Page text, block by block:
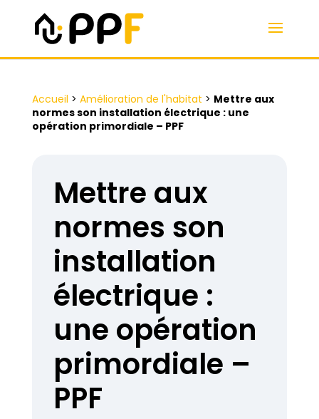
Accueil > Amélioration de l'habitat > Mettre aux
normes son installation électrique : une
opération primordiale – PPF
Mettre aux
normes son
installation
électrique :
une opération
primordiale –
PPF